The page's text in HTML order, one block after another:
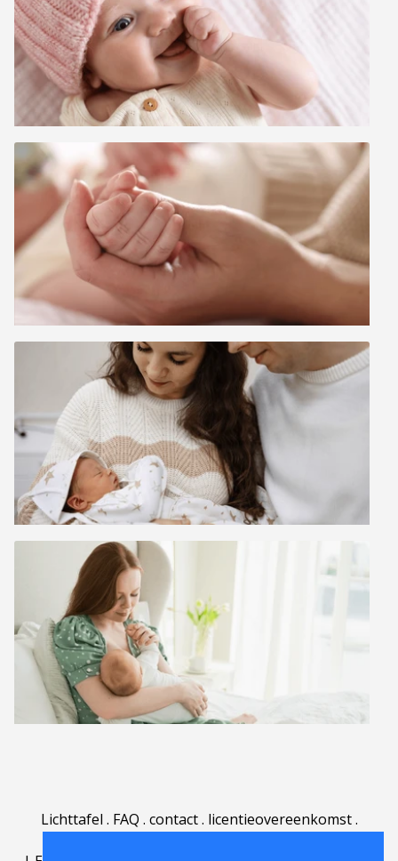
Lichttafel . FAQ . contact. licentieovereenkomst.